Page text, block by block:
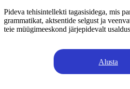
Pideva tehisintellekti tagasisidega, mis
grammatikat, aktsentide selgust ja
teie müügimeeskond järjepidevalt
Alusta